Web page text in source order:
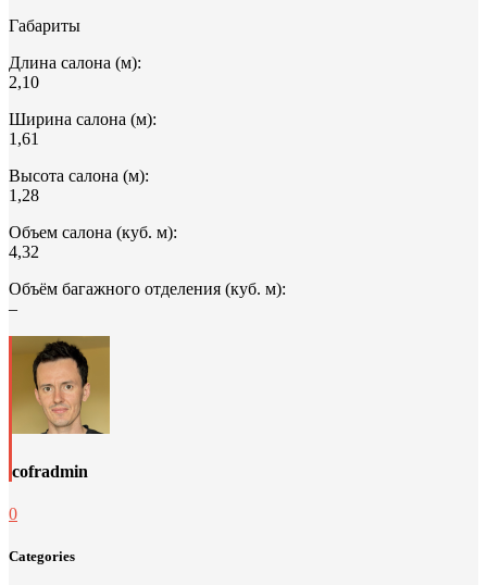
Габариты
Длина салона (м):
2,10
Ширина салона (м):
1,61
Высота салона (м):
1,28
Объем салона (куб. м):
4,32
Объём багажного отделения (куб. м):
–
cofradmin
0
Categories